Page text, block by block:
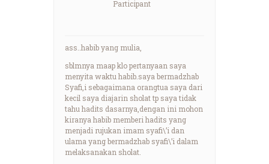
Participant
ass..habib yang mulia,
sblmnya maap klo pertanyaan saya
menyita waktu habib.saya bermadzhab
Syafi,i sebagaimana orangtua saya dari
kecil saya diajarin sholat tp saya tidak
tahu hadits dasarnya,dengan ini mohon
kiranya habib memberi hadits yang
menjadi rujukan imam syafi\’i dan
ulama yang bermadzhab syafi\’i dalam
melaksanakan sholat.